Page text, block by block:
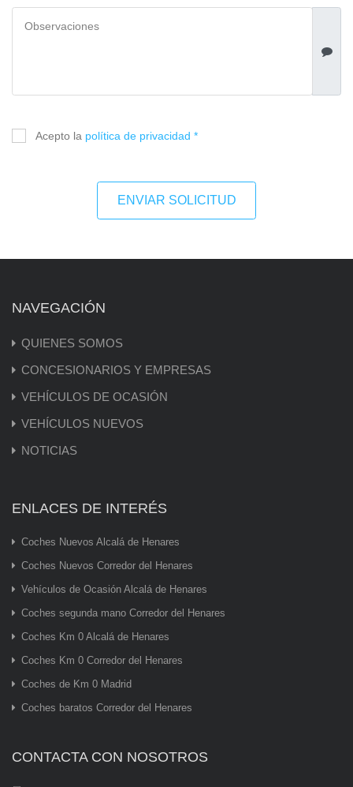
Acepto la política de privacidad *
ENVIAR SOLICITUD
NAVEGACIÓN
QUIENES SOMOS
CONCESIONARIOS Y EMPRESAS
VEHÍCULOS DE OCASIÓN
VEHÍCULOS NUEVOS
NOTICIAS
ENLACES DE INTERÉS
Coches Nuevos Alcalá de Henares
Coches Nuevos Corredor del Henares
Vehículos de Ocasión Alcalá de Henares
Coches segunda mano Corredor del Henares
Coches Km 0 Alcalá de Henares
Coches Km 0 Corredor del Henares
Coches de Km 0 Madrid
Coches baratos Corredor del Henares
CONTACTA CON NOSOTROS